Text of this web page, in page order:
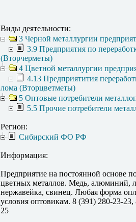
Виды деятельности:
3 Черной металлургии
3.9 Предприятия по
(Вторчерметы)
4 Цветной металлургии
4.13 Предприятития
лома (Вторцветметы)
5 Оптовые потребители
5.5 Прочие потребители
Регион:
Сибирский ФО РФ
Информация:
Предприятие на постоянной основе
цветных металлов. Медь, алюминий,
нержавейка, свинец. Любая форма
условия оптовикам. 8 (391) 280-23-
25